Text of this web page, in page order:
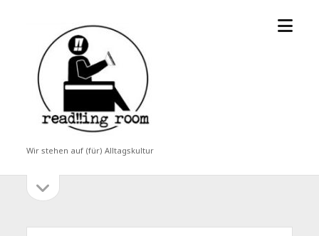
read!!ing
room
Wir stehen auf (für) Alltagskultur
Menü
Seitenleiste
öffnen